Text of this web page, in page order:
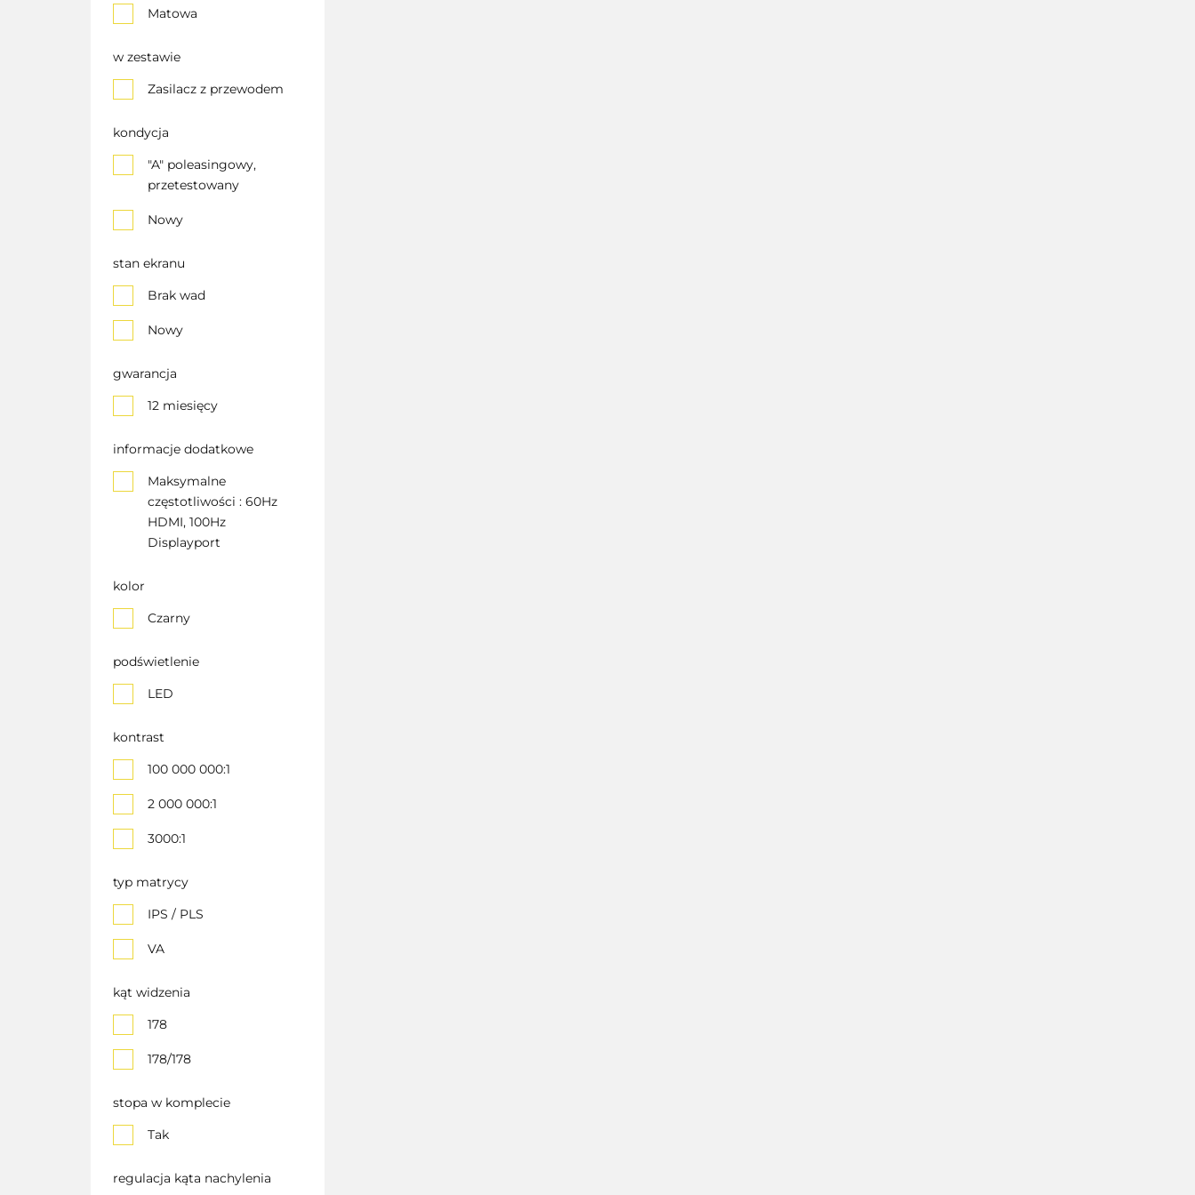
Matowa
w zestawie
Zasilacz z przewodem
kondycja
"A" poleasingowy,
przetestowany
Nowy
stan ekranu
Brak wad
Nowy
gwarancja
12 miesięcy
informacje dodatkowe
Maksymalne
częstotliwości : 60Hz
HDMI, 100Hz
Displayport
kolor
Czarny
podświetlenie
LED
kontrast
100 000 000:1
2 000 000:1
3000:1
typ matrycy
IPS / PLS
VA
kąt widzenia
178
178/178
stopa w komplecie
Tak
regulacja kąta nachylenia